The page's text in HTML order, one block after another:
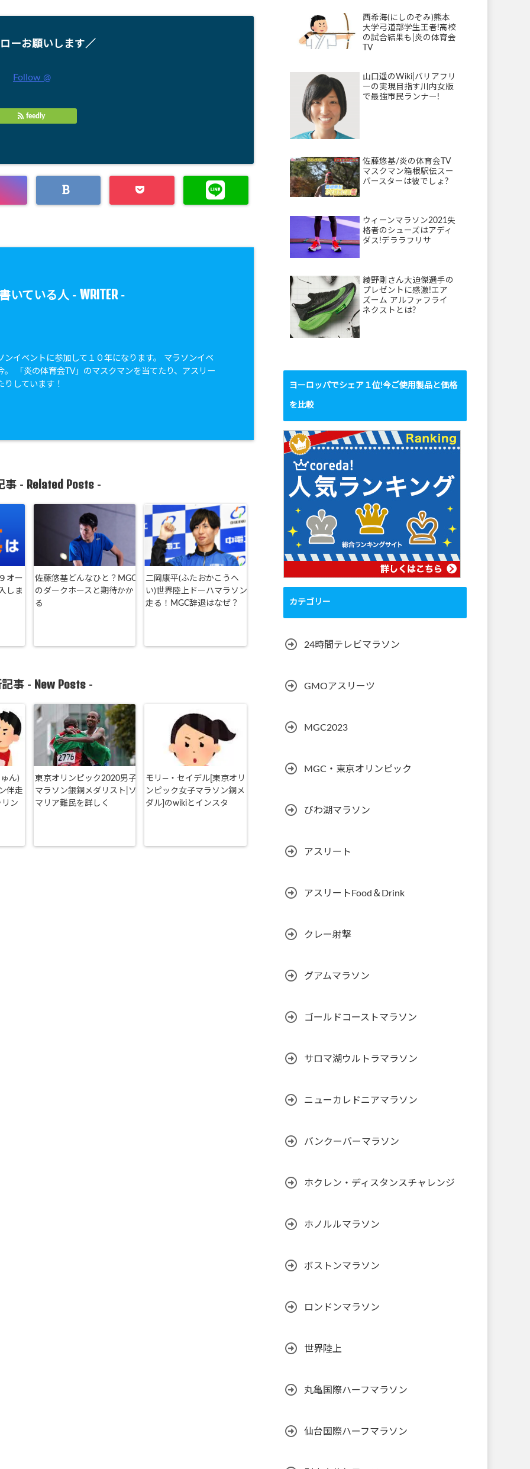
ーお願いします／
Follow @
feedly
いている人 - WRITER-
ンイベントに参加して１０年になります。 マラソンイベ
。 「炎の体育会TV」のマスクマンを当てたり、アスリー
りしています！
事 - Related Posts-
オー
しま
佐藤悠基どんなひと？MGC
のダークホースと期待かか
る
二岡康平(ふたおかこうへ
い)世界陸上ドーハマラソン
走る！MGC辞退はなぜ？
事 - New Posts -
ん)
伴走
ン
東京オリンピック2020男子
マラソン銀銅メダリスト|ソ
マリア難民を詳しく
モリ―・セイデル[東京オリ
ンピック女子マラソン銅メ
ダル]のwikiとインスタ
西希海(にしのぞみ)熊本
大学弓道部学生王者!高校
の試合結果も|炎の体育会
TV
山口遥のWiki|バリアフリ
ーの実現目指す川内女版
で最強市民ランナー!
佐藤悠基/炎の体育会TV
マスクマン箱根駅伝スー
パースターは彼でしょ?
ウィーンマラソン2021失
格者のシューズはアディ
ダス!デララフリサ
綾野剛さん大迫傑選手の
プレゼントに感激!エア
ズーム アルファフライ
ネクストとは?
ヨーロッパでシェア１位!今ご使用製品と価格
を比較
カテゴリー
24時間テレビマラソン
GMOアスリーツ
MGC2023
MGC・東京オリンピック
びわ湖マラソン
アスリート
アスリートFood＆Drink
クレー射撃
グアムマラソン
ゴールドコーストマラソン
サロマ湖ウルトラマラソン
ニューカレドニアマラソン
バンクーバーマラソン
ホクレン・ディスタンスチャレンジ
ホノルルマラソン
ボストンマラソン
ロンドンマラソン
世界陸上
丸亀国際ハーフマラソン
仙台国際ハーフマラソン